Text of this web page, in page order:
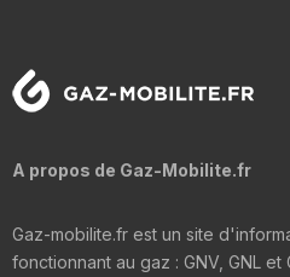
A propos de Gaz-Mobilite.fr
Gaz-mobilite.fr est un site
fonctionnant au gaz : GNV, GNL